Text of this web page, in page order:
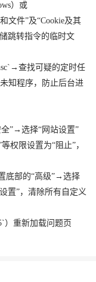
）或
文件”及“Cookie及其
跳转指令的临时文
查找可疑的定时任
知程序，防止后台进
”→选择“网站设置”
权限设置为“阻止”，
底部的“高级”→选择
置”，清除所有自定义
）重新加载问题页